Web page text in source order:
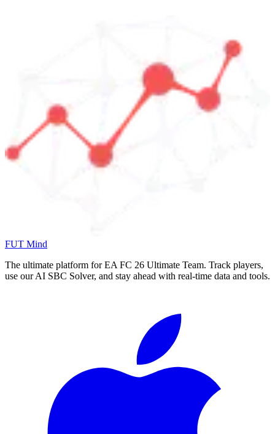
FUT Mind
The ultimate platform for EA FC 26 Ultimate Team. Track players,
use our AI SBC Solver, and stay ahead with real-time data and tools.